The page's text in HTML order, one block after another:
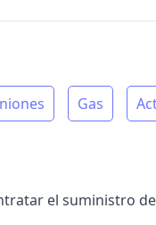
Gas
el suministro